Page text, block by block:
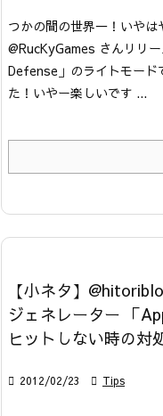
つかの間の世界一！ いやは
@RucKyGames さんリリ
Defense」のライトモード
た！ いやー楽しいです ...
【小ネタ】
ジェネレーター 「
ヒットしない時の対
 2012/02/23  Tips